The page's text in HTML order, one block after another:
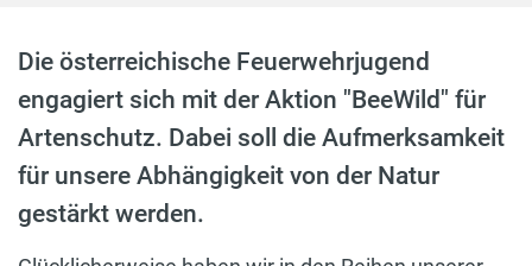
Die österreichische Feuerwehrjugend
engagiert sich mit der Aktion "BeeWild" für
Artenschutz. Dabei soll die Aufmerksamkeit
für unsere Abhängigkeit von der Natur
gestärkt werden.